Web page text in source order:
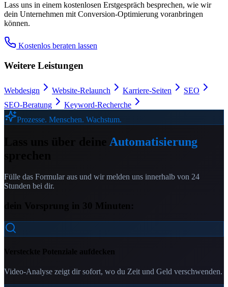
Lass uns in einem kostenlosen Erstgespräch besprechen, wie wir
dein Unternehmen mit Conversion-Optimierung voranbringen
können.
Kostenlos beraten lassen
Weitere Leistungen
Webdesign Website-Relaunch Karriere-Seiten
SEO
SEO-Beratung
Keyword-Recherche
Prozesse. Menschen. Wachstum.
Automatisierung
Fülle das Formular aus und wir melden uns innerhalb von 24
Stunden bei dir.
dein Vorsprung in 30 Minuten:
Versteckte Potenziale aufdecken
Video-Analyse zeigt dir sofort, wo du Zeit und Geld verschwenden.